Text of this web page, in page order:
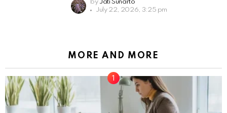
by Jati Sunarto
July 22, 2026, 3:25 pm
MORE AND MORE